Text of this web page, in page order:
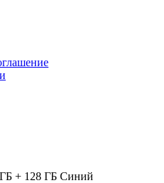
+ 128 ГБ Синий